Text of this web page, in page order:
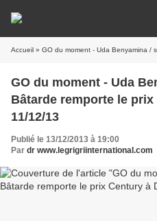
Accueil » GO du moment - Uda Benyamina / son film
GO du moment - Uda
Bâtarde remporte le
11/12/13
Publié le 13/12/2013 à 19:00
Par dr www.legrigriinternational.com